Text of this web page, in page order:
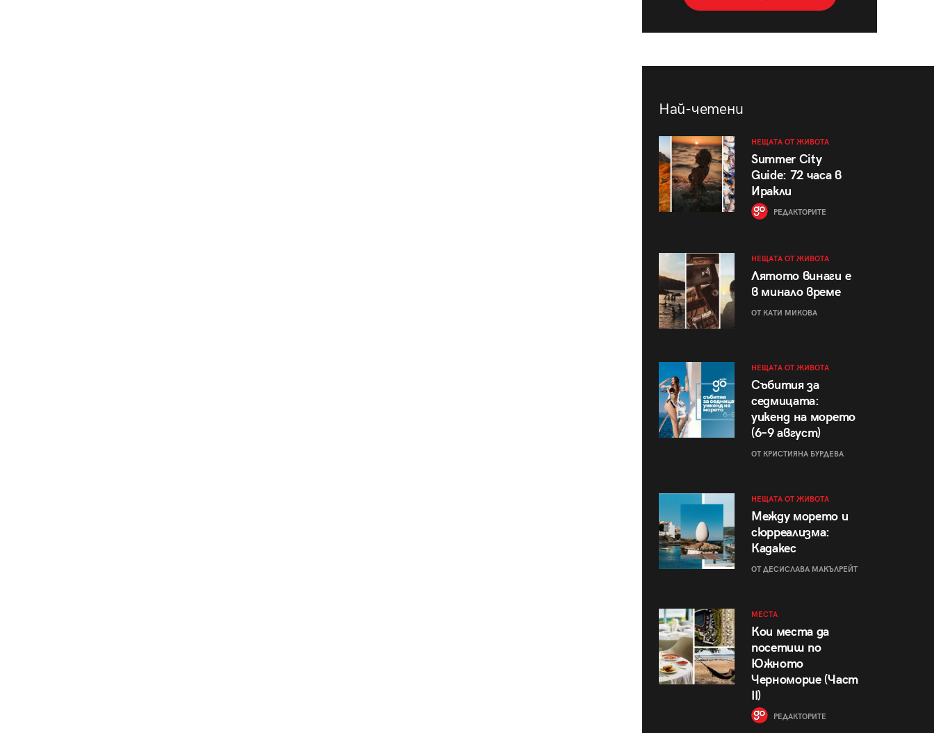
Най-четени
НЕЩАТА ОТ ЖИВОТА
Summer City
Guide: 72 часа в
Иракли
РЕДАКТОРИТЕ
НЕЩАТА ОТ ЖИВОТА
Лятото винаги е
в минало време
ОТ КАТИ МИКОВА
НЕЩАТА ОТ ЖИВОТА
Събития за
седмицата:
уикенд на морето
(6–9 август)
ОТ КРИСТИЯНА БУРДЕВА
НЕЩАТА ОТ ЖИВОТА
Между морето и
сюрреализма:
Кадакес
ОТ ДЕСИСЛАВА МАКЪЛРЕЙТ
МЕСТА
Кои места да
посетиш по
Южното
Черноморие (Част
II)
РЕДАКТОРИТЕ